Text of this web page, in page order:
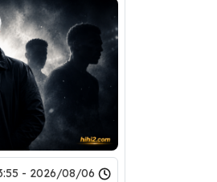
2026/08/06 - 13:55